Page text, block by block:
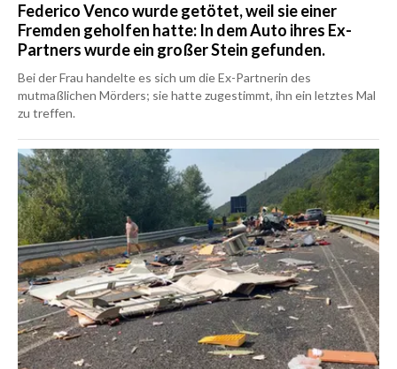
Federico Venco wurde getötet, weil sie einer
Fremden geholfen hatte: In dem Auto ihres Ex-
Partners wurde ein großer Stein gefunden.
Bei der Frau handelte es sich um die Ex-Partnerin des
mutmaßlichen Mörders; sie hatte zugestimmt, ihn ein letztes Mal
zu treffen.